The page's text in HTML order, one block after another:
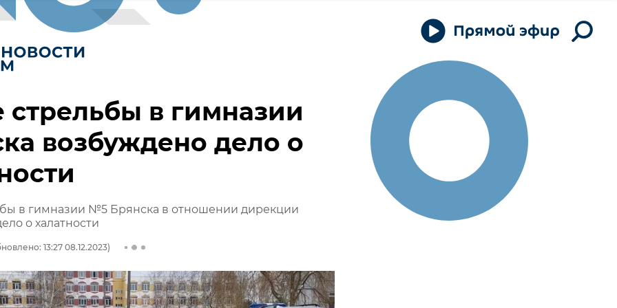
стрельбы в гимназии
возбуждено дело о
в гимназии №5 Брянска в отношении дирекции
о халатности
13:27 08.12.2023)